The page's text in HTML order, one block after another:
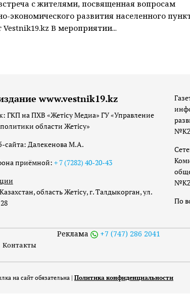
с жителями, посвященная вопросам
экономического развития населенного
Vestnik19.kz В мероприятии...
www.vestnik19.kz
ГКП на ПХВ «Жетісу Медиа» ГУ «Управление
области Жетісу»
сайта: Далекенова М.А.
приёмной: + 7 (7282) 40-20-43
область Жетісу, г. Талдыкорган, ул.
По
Контакты
Реклама +7 (747) 286 2041
на сайт обязательна | Политика конфиденциальности